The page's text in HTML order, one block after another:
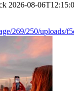
2026-08-
269/250/uploads/